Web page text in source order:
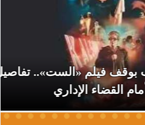
فيلم «الست».. تفاصيل
القضاء الإداري